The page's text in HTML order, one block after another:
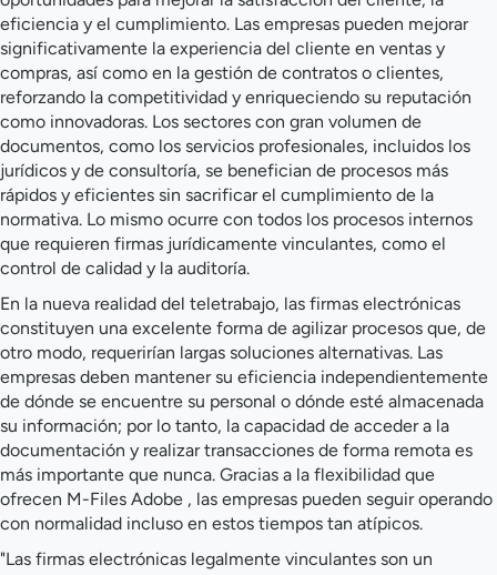
eficiencia y el cumplimiento. Las empresas pueden mejorar
significativamente la experiencia del cliente en ventas y
compras, así como en la gestión de contratos o clientes,
reforzando la competitividad y enriqueciendo su reputación
como innovadoras. Los sectores con gran volumen de
documentos, como los servicios profesionales, incluidos los
jurídicos y de consultoría, se benefician de procesos más
rápidos y eficientes sin sacrificar el cumplimiento de la
normativa. Lo mismo ocurre con todos los procesos internos
que requieren firmas jurídicamente vinculantes, como el
control de calidad y la auditoría.
En la nueva realidad del teletrabajo, las firmas electrónicas
constituyen una excelente forma de agilizar procesos que, de
otro modo, requerirían largas soluciones alternativas. Las
empresas deben mantener su eficiencia independientemente
de dónde se encuentre su personal o dónde esté almacenada
su información; por lo tanto, la capacidad de acceder a la
documentación y realizar transacciones de forma remota es
más importante que nunca. Gracias a la flexibilidad que
ofrecen M-Files Adobe , las empresas pueden seguir operando
con normalidad incluso en estos tiempos tan atípicos.
"Las firmas electrónicas legalmente vinculantes son un